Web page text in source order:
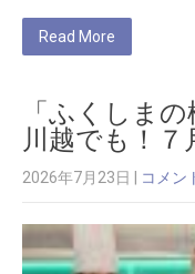
Read More
「ふくしま
川越でも！７
2026年7月23日 コメン